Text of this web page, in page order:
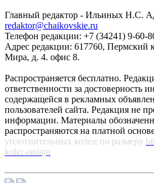
Главный редактор - Ильиных Н.С.
redaktor@chaikovskie.ru
Телефон редакции: +7 (34241) 9-60-
Адрес редакции: 617760, Пермский
Мира, д. 4. офис 8.
Распространяется бесплатно.
ответственности за достоверность
содержащейся в рекламных
пользователей сайта. Редакция не
информации. Материалы
распространяются на платной
уплотнительных колец по размеру
kolec-onlajn